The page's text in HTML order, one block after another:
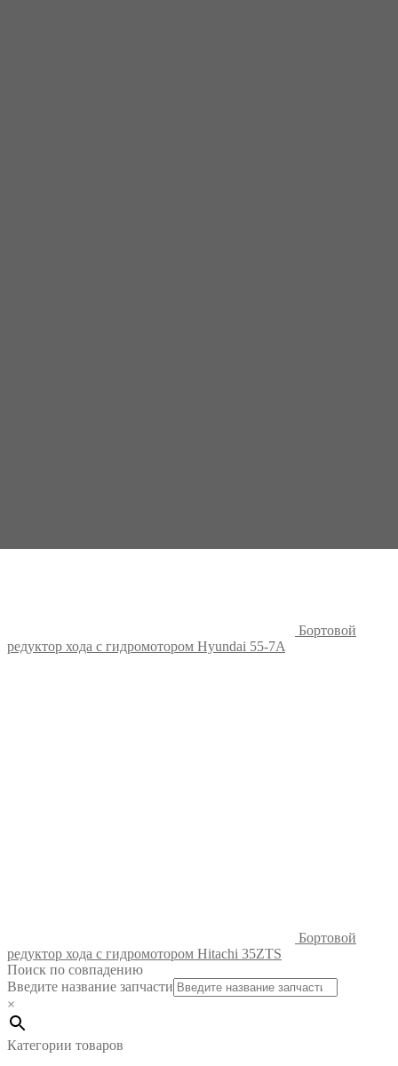
Бортовой
редуктор хода с гидромотором Hyundai 55-7A
Бортовой
редуктор хода с гидромотором Hitachi 35ZTS
Поиск по совпадению
Введите название запчасти
×
Категории товаров